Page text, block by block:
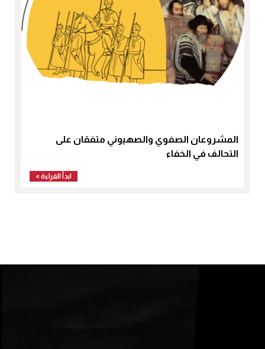
المشروعان الصفوي والصهيوني متفقان على
التحالف في الخفاء
ابدأ القراءة »